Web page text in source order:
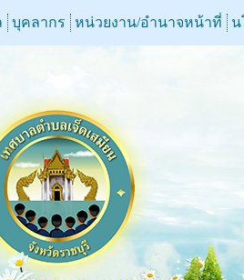
บุคลากร หน่วยงาน/อำนาจหน้าที่ น